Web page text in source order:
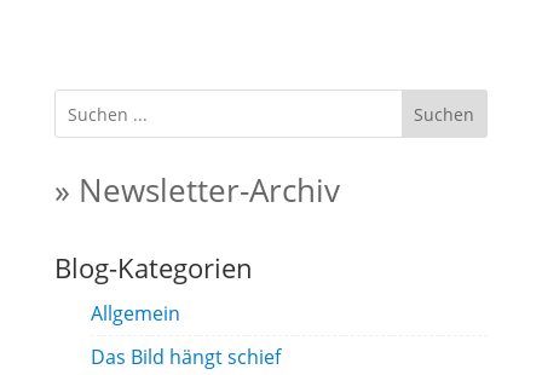
Suchen
» Newsletter-Archiv
Blog-Kategorien
Allgemein
Das Bild hängt schief